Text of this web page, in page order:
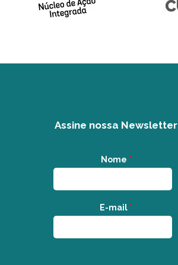
Assine nossa Newsletter
Nome *
E-mail *